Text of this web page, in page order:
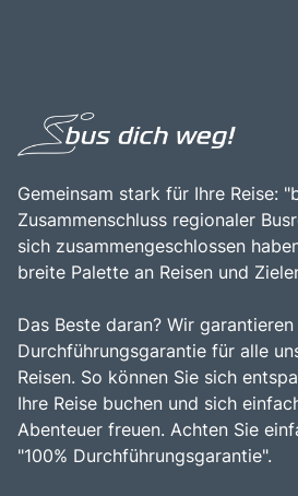
Gemeinsam stark für Ihre Reise:
Zusammenschluss regionaler
sich zusammengeschlossen
breite Palette an Reisen und
Das Beste daran? Wir
Durchführungsgarantie für alle
Reisen. So können Sie sich
Ihre Reise buchen und sich
Abenteuer freuen. Achten Sie
"100% Durchführungsgarantie".